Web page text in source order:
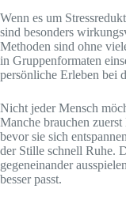
Wenn es um
sind besonders
Methoden sind ohne
in Gruppenformaten
persönliche Erleben bei
Nicht jeder Mensch
Manche brauchen
bevor sie sich
der Stille schnell Ruhe.
gegeneinander
besser passt.